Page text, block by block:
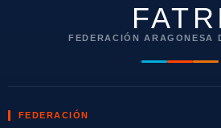
FEDERACIÓN ARAGONESA
FEDERACIÓN